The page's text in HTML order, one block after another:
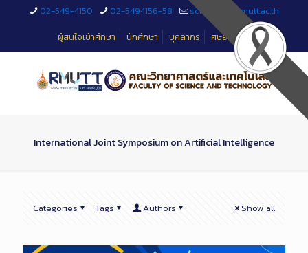
02-549-4150 02-5494156-58
sciteched@rmutt.ac.th
ผู้สนใจเข้าศึกษา
นักศึกษา บุคลากร ศิษย์เก่า
International Joint Symposium on Artificial Intelligence
Categories Tags Authors Show all